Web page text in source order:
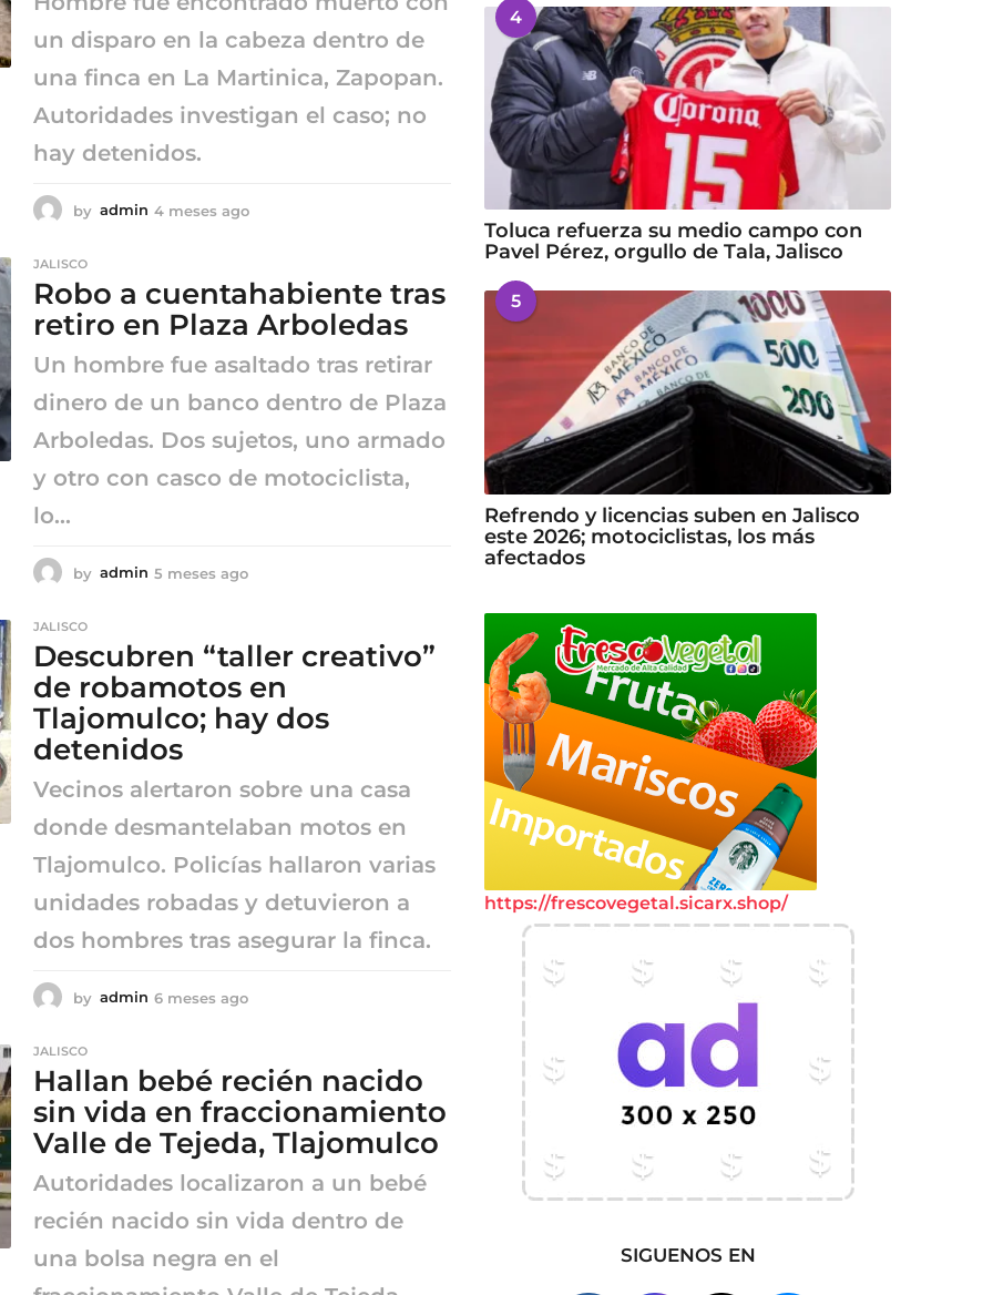
un disparo en la cabeza dentro de
una finca en La Martinica, Zapopan.
Autoridades investigan el caso; no
hay detenidos.
by admin 4 meses ago
e
a
g
o
JALISCO
Robo a cuentahabiente tras
retiro en Plaza Arboledas
Un hombre fue asaltado tras retirar
dinero de un banco dentro de Plaza
Arboledas. Dos sujetos, uno armado
y otro con casco de motociclista,
lo...
by admin 5 meses ago
s
a
g
o
JALISCO
Descubren “taller creativo”
de robamotos en
Tlajomulco; hay dos
detenidos
Vecinos alertaron sobre una casa
donde desmantelaban motos en
Tlajomulco. Policías hallaron varias
unidades robadas y detuvieron a
dos hombres tras asegurar la finca.
by admin 6 meses ago
e
s
a
g
JALISCO
Hallan bebé recién nacido
sin vida en fraccionamiento
Valle de Tejeda, Tlajomulco
Autoridades localizaron a un bebé
recién nacido sin vida dentro de
una bolsa negra en el
4
Toluca refuerza su medio campo con
Pavel Pérez, orgullo de Tala, Jalisco
5
Refrendo y licencias suben en Jalisco
este 2026; motociclistas, los más
afectados
https://frescovegetal.sicarx.shop/
SIGUENOS EN